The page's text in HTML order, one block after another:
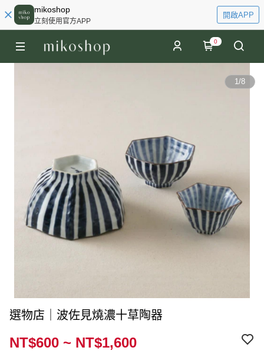
mikoshop
立刻使用官方APP
開啟APP
0
1/8
選物店｜波佐見燒濃十草陶器
NT$600 ~ NT$1,600